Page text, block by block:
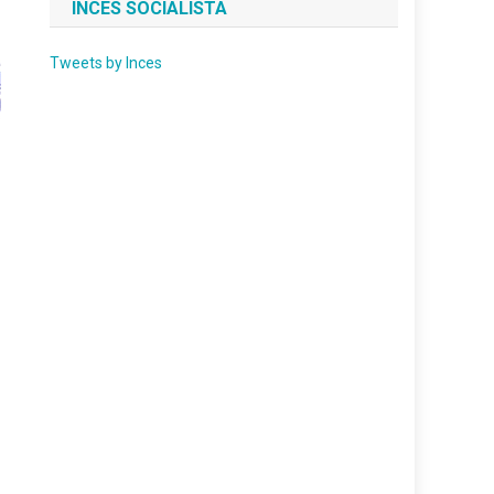
INCES SOCIALISTA
Tweets by Inces